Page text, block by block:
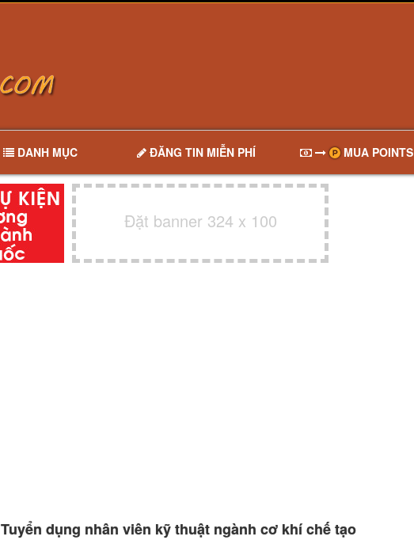
DANH MỤC ĐĂNG TIN MIỄN PHÍ MUA POINTS
Đặt banner 324 x 100
Tuyển dụng nhân viên kỹ thuật ngành cơ khí chế tạo